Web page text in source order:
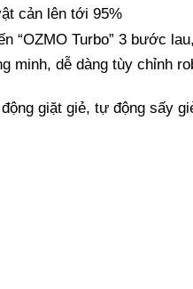
cản lên tới 95%
“OZMO Turbo” 3 bước
minh, dễ dàng tùy chỉnh
giặt giẻ, tự động sấy